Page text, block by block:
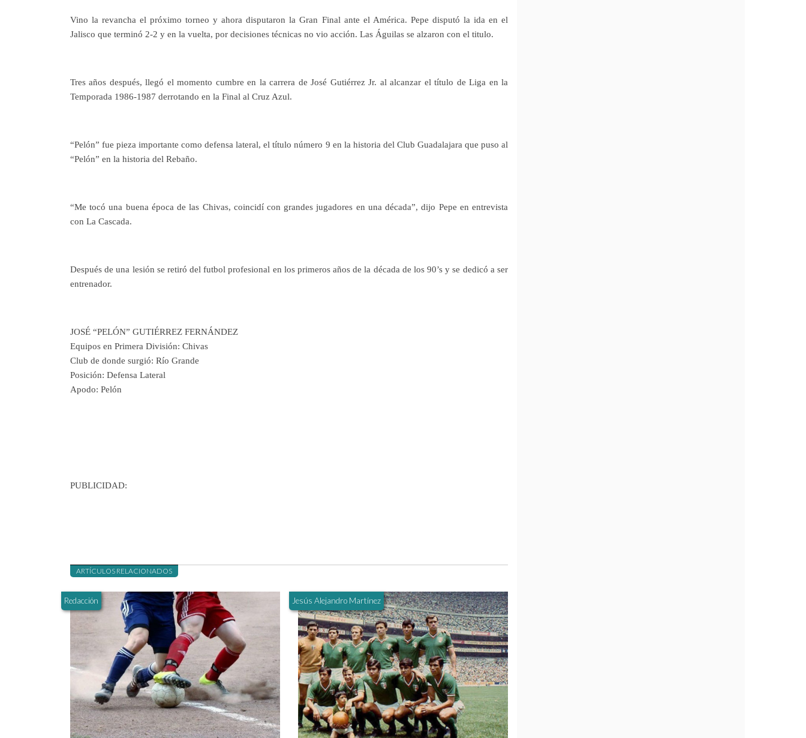
Vino la revancha el próximo torneo y ahora disputaron la Gran Final ante el América. Pepe disputó la ida en el
Jalisco que terminó 2-2 y en la vuelta, por decisiones técnicas no vio acción. Las Águilas se alzaron con el titulo.
Tres años después, llegó el momento cumbre en la carrera de José Gutiérrez Jr. al alcanzar el título de Liga en la
Temporada 1986-1987 derrotando en la Final al Cruz Azul.
“Pelón” fue pieza importante como defensa lateral, el título número 9 en la historia del Club Guadalajara que puso al
“Pelón” en la historia del Rebaño.
“Me tocó una buena época de las Chivas, coincidí con grandes jugadores en una década”, dijo Pepe en entrevista
con La Cascada.
Después de una lesión se retiró del futbol profesional en los primeros años de la década de los 90’s y se dedicó a ser
entrenador.
JOSÉ “PELÓN” GUTIÉRREZ FERNÁNDEZ
Equipos en Primera División: Chivas
Club de donde surgió: Río Grande
Posición: Defensa Lateral
Apodo: Pelón
PUBLICIDAD:
ARTÍCULOS RELACIONADOS
Redacción Jesús Alejandro Martínez